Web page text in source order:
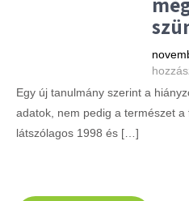
Egy új tanulmány szerint a
adatok, nem pedig a természet
látszólagos 1998 és […]